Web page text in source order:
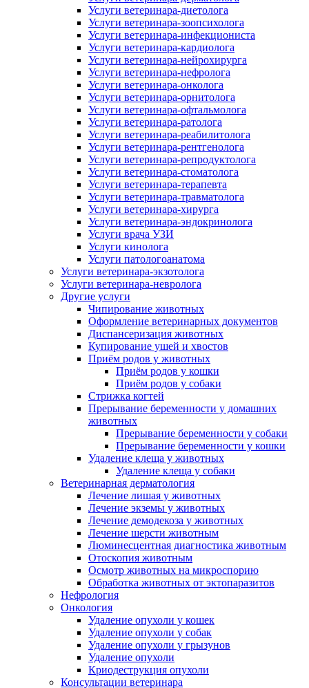
Услуги ветеринара-диетолога
Услуги ветеринара-зоопсихолога
Услуги ветеринара-инфекциониста
Услуги ветеринара-кардиолога
Услуги ветеринара-нейрохирурга
Услуги ветеринара-нефролога
Услуги ветеринара-онколога
Услуги ветеринара-орнитолога
Услуги ветеринара-офтальмолога
Услуги ветеринара-ратолога
Услуги ветеринара-реабилитолога
Услуги ветеринара-рентгенолога
Услуги ветеринара-репродуктолога
Услуги ветеринара-стоматолога
Услуги ветеринара-терапевта
Услуги ветеринара-травматолога
Услуги ветеринара-хирурга
Услуги ветеринара-эндокринолога
Услуги врача УЗИ
Услуги кинолога
Услуги патологоанатома
Услуги ветеринара-экзотолога
Услуги ветеринара-невролога
Другие услуги
Чипирование животных
Оформление ветеринарных документов
Диспансеризация животных
Купирование ушей и хвостов
Приём родов у животных
Приём родов у кошки
Приём родов у собаки
Стрижка когтей
Прерывание беременности у домашних
животных
Прерывание беременности у собаки
Прерывание беременности у кошки
Удаление клеща у животных
Удаление клеща у собаки
Ветеринарная дерматология
Лечение лишая у животных
Лечение экземы у животных
Лечение демодекоза у животных
Лечение шерсти животным
Люминесцентная диагностика животным
Отоскопия животным
Осмотр животных на микроспорию
Обработка животных от эктопаразитов
Нефрология
Онкология
Удаление опухоли у кошек
Удаление опухоли у собак
Удаление опухоли у грызунов
Удаление опухоли
Криодеструкция опухоли
Консультации ветеринара